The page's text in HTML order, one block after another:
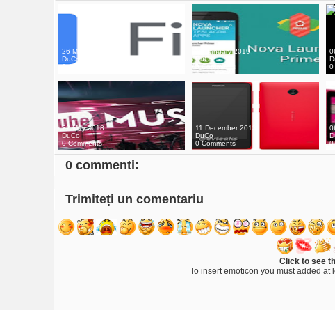
26 May 2020
DuCo
0 Comments
19 January 2019
DuCo
0 Comments
0
22 May 2018
DuCo
0 Comments
11 December 2013
DuCo
0 Comments
0
0 commenti:
Trimiteți un comentariu
Click to see
To insert emoticon you must added at